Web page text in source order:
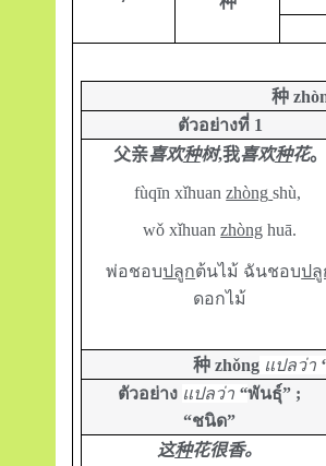
种
ตัวอย่างที่ 1
父亲喜欢种树,我喜欢种花。
fùqīn xǐhuanzhòng shù,
wǒ xǐhuanzhòng huā.
พ่อชอบปลูกต้นไม้ ฉันชอบป
ดอกไม้
种 zhǒng แปลว่า
ตัวอย่าง แปลว่า “พันธุ์” ;
“ชนิด”
这种花很香。